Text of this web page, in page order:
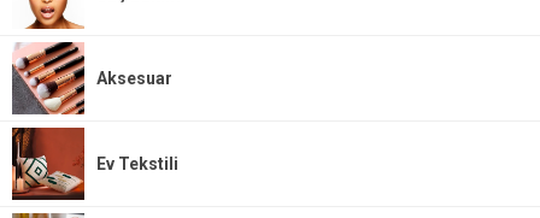
Aksesuar
Ev Tekstili